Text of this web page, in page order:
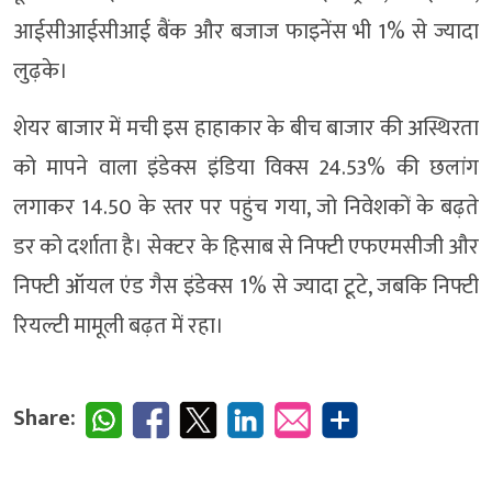
आईसीआईसीआई बैंक और बजाज फाइनेंस भी 1% से ज्यादा
लुढ़के।
शेयर बाजार में मची इस हाहाकार के बीच बाजार की अस्थिरता
को मापने वाला इंडेक्स इंडिया विक्स 24.53% की छलांग
लगाकर 14.50 के स्तर पर पहुंच गया, जो निवेशकों के बढ़ते
डर को दर्शाता है। सेक्टर के हिसाब से निफ्टी एफएमसीजी और
निफ्टी ऑयल एंड गैस इंडेक्स 1% से ज्यादा टूटे, जबकि निफ्टी
रियल्टी मामूली बढ़त में रहा।
Share: